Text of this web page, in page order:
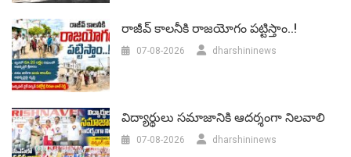
రాజీవ్ కాలనీకి రాజయోగం పట్టిస్తాం..!
07-08-2026 dharshininews
విద్యార్థులు సమాజానికి ఆదర్శంగా నిలవాలి
07-08-2026 dharshininews